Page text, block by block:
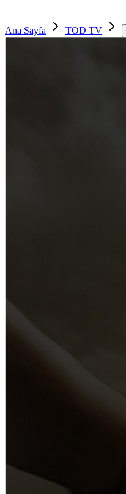
Ana Sayfa TOD TV